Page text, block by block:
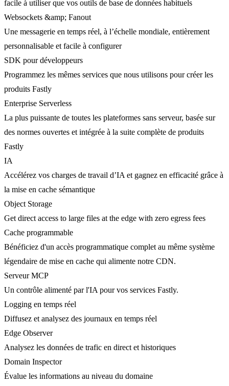
facile à utiliser que vos outils de base de données habituels
Websockets &amp; Fanout
Une messagerie en temps réel, à l’échelle mondiale, entièrement
personnalisable et facile à configurer
SDK pour développeurs
Programmez les mêmes services que nous utilisons pour créer les
produits Fastly
Enterprise Serverless
La plus puissante de toutes les plateformes sans serveur, basée sur
des normes ouvertes et intégrée à la suite complète de produits
Fastly
IA
Accélérez vos charges de travail d’IA et gagnez en efficacité grâce à
la mise en cache sémantique
Object Storage
Get direct access to large files at the edge with zero egress fees
Cache programmable
Bénéficiez d'un accès programmatique complet au même système
légendaire de mise en cache qui alimente notre CDN.
Serveur MCP
Un contrôle alimenté par l'IA pour vos services Fastly.
Logging en temps réel
Diffusez et analysez des journaux en temps réel
Edge Observer
Analysez les données de trafic en direct et historiques
Domain Inspector
Évalue les informations au niveau du domaine